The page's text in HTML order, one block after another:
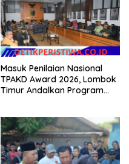
Masuk Penilaian Nasional
TPAKD Award 2026, Lombok
Timur Andalkan Program
Warga